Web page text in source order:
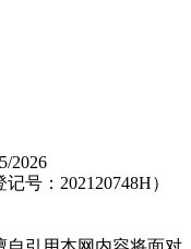
2026
号：202120748H）